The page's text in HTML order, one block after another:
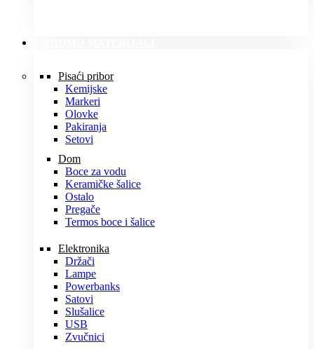
Pisaći pribor
Kemijske
Markeri
Olovke
Pakiranja
Setovi
Dom
Boce za vodu
Keramičke šalice
Ostalo
Pregače
Termos boce i šalice
Elektronika
Držači
Lampe
Powerbanks
Satovi
Slušalice
USB
Zvučnici